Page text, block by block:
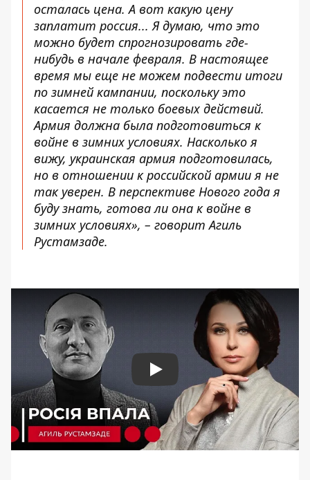
осталась цена. А вот какую цену
заплатит россия... Я думаю, что это
можно будет спрогнозировать где-
нибудь в начале февраля. В настоящее
время мы еще не можем подвести итоги
по зимней кампании, поскольку это
касается не только боевых действий.
Армия должна была подготовиться к
войне в зимних условиях. Насколько я
вижу, украинская армия подготовилась,
но в отношении к российской армии я не
так уверен. В перспективе Нового года я
буду знать, готова ли она к войне в
зимних условиях», – говорит Агиль
Рустамзаде.
Play